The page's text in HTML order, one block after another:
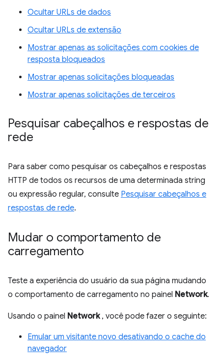
Ocultar URLs de dados
Ocultar URLs de extensão
Mostrar apenas as solicitações com cookies de
resposta bloqueados
Mostrar apenas solicitações bloqueadas
Mostrar apenas solicitações de terceiros
Pesquisar cabeçalhos e respostas de
rede
Para saber como pesquisar os cabeçalhos e respostas
HTTP de todos os recursos de uma determinada string
ou expressão regular, consulte Pesquisar cabeçalhos e
respostas de rede.
Mudar o comportamento de
carregamento
Teste a experiência do usuário da sua página mudando
o comportamento de carregamento no painel Network.
Usando o painel Network, você pode fazer o seguinte:
Emular um visitante novo desativando o cache do
navegador